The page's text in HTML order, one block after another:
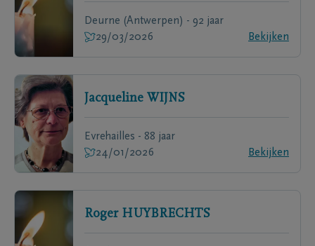
Deurne (Antwerpen) - 92 jaar
29/03/2026
Bekijken
Jacqueline WIJNS
Evrehailles - 88 jaar
24/01/2026
Bekijken
Roger HUYBRECHTS